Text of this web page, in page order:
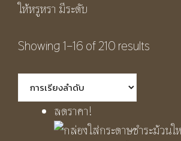
ให้หรูหรา มีระดับ
Showing 1–16 of 210 results
ลดราคา!